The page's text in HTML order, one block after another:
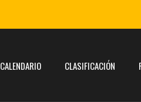
CALENDARIO CLASIFICACIÓN